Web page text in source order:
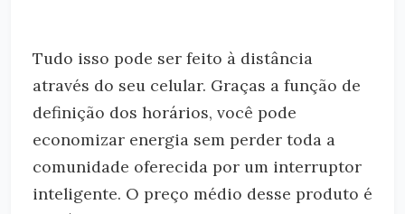
Tudo isso pode ser feito à distância
através do seu celular. Graças a função de
definição dos horários, você pode
economizar energia sem perder toda a
comunidade oferecida por um interruptor
inteligente. O preço médio desse produto é